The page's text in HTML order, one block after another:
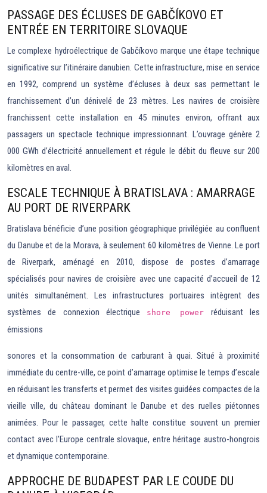
PASSAGE DES ÉCLUSES DE GABČÍKOVO ET
ENTRÉE EN TERRITOIRE SLOVAQUE
Le complexe hydroélectrique de Gabčíkovo marque une étape technique
significative sur l’itinéraire danubien. Cette infrastructure, mise en service
en 1992, comprend un système d’écluses à deux sas permettant le
franchissement d’un dénivelé de 23 mètres. Les navires de croisière
franchissent cette installation en 45 minutes environ, offrant aux
passagers un spectacle technique impressionnant. L’ouvrage génère 2
000 GWh d’électricité annuellement et régule le débit du fleuve sur 200
kilomètres en aval.
ESCALE TECHNIQUE À BRATISLAVA : AMARRAGE
AU PORT DE RIVERPARK
Bratislava bénéficie d’une position géographique privilégiée au confluent
du Danube et de la Morava, à seulement 60 kilomètres de Vienne. Le port
de Riverpark, aménagé en 2010, dispose de postes d’amarrage
spécialisés pour navires de croisière avec une capacité d’accueil de 12
unités simultanément. Les infrastructures portuaires intègrent des
systèmes de connexion électrique
shore power
réduisant les
émissions
sonores et la consommation de carburant à quai. Situé à proximité
immédiate du centre-ville, ce point d’amarrage optimise le temps d’escale
en réduisant les transferts et permet des visites guidées compactes de la
vieille ville, du château dominant le Danube et des ruelles piétonnes
animées. Pour le passager, cette halte constitue souvent un premier
contact avec l’Europe centrale slovaque, entre héritage austro-hongrois
et dynamique contemporaine.
APPROCHE DE BUDAPEST PAR LE COUDE DU